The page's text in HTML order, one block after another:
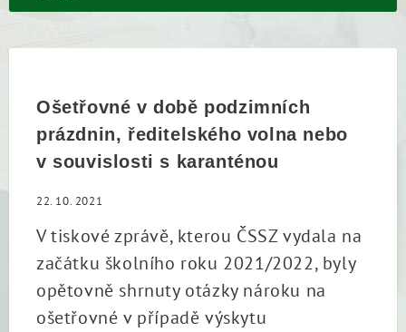
Ošetřovné v době podzimních
prázdnin, ředitelského volna nebo
v souvislosti s karanténou
22. 10. 2021
V tiskové zprávě, kterou ČSSZ vydala na
začátku školního roku 2021/2022, byly
opětovně shrnuty otázky nároku na
ošetřovné v případě výskytu